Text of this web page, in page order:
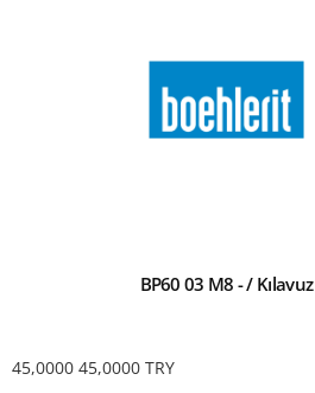
BP60 03 M8 - / Kılavuz
45,0000 45,0000 TRY